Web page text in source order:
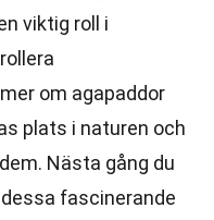
viktig roll i
om agapaddor
plats i naturen och
Nästa gång du
fascinerande